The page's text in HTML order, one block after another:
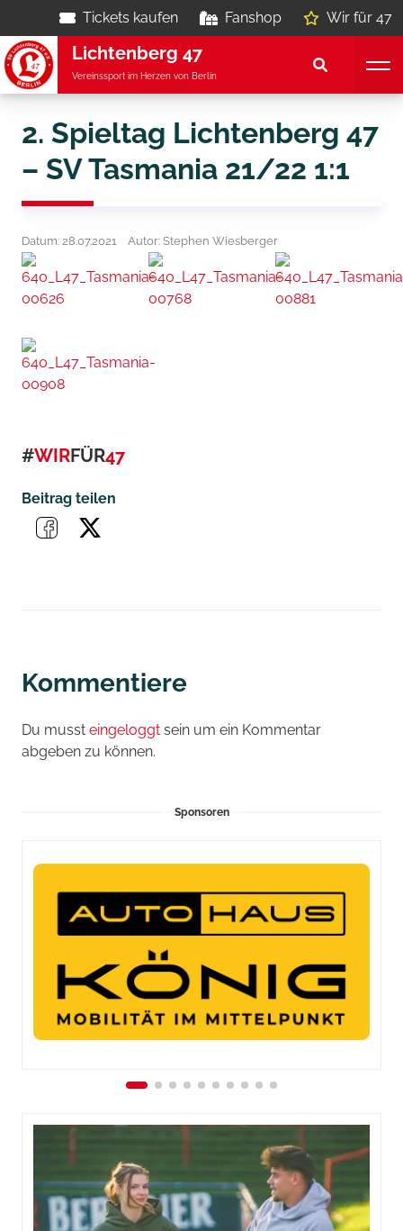
Tickets kaufen Fanshop Wir für 47
Lichtenberg 47
Vereinssport im Herzen von Berlin
2. Spieltag Lichtenberg 47
– SV Tasmania 21/22 1:1
Datum: 28.07.2021 Autor: Stephen Wiesberger
#WIRFÜR47
Beitrag teilen
Kommentiere
Du musst eingeloggt sein um ein Kommentar
abgeben zu können.
Sponsoren